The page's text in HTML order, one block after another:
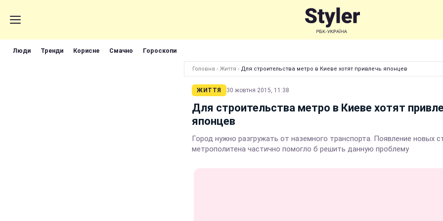
Люди Тренди Корисне Смачно Гороскопи
Головна › Життя › Для строительства метро в Киеве хотят привлечь японцев
ЖИТТЯ 30 жовтня 2015, 11:38
Для строительства метро в Киеве хотят
японцев
Город нужно разгружать от наземного транспорта. Появление новых
метрополитена частично помогло б решить данную проблему